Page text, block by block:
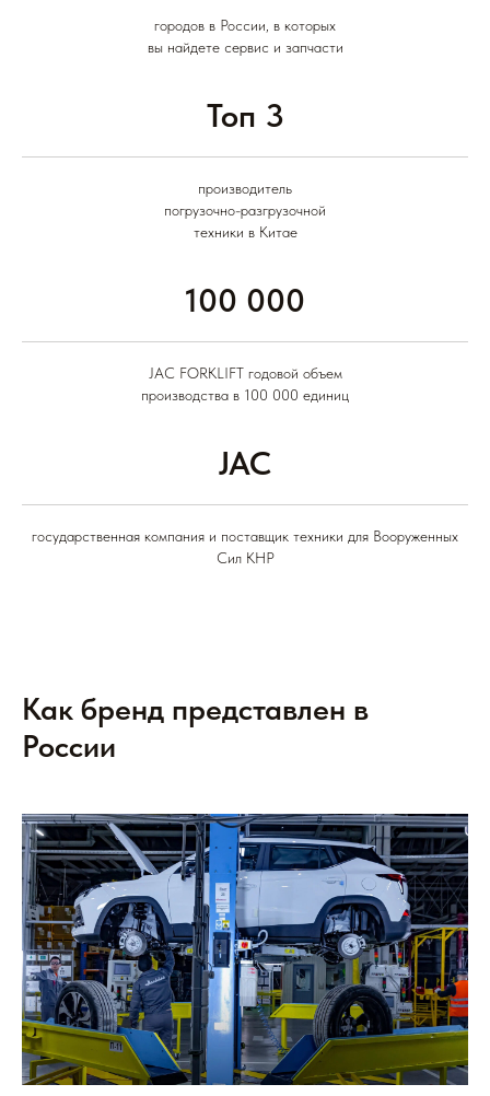
городов в России, в которых
вы найдете сервис и запчасти
Топ 3
производитель
погрузочно-разгрузочной
техники в Китае
100 000
JAC FORKLIFT годовой объем
производства в 100 000 единиц
JAC
государственная компания и поставщик техники для Вооруженных
Сил КНР
Как бренд представлен в
России